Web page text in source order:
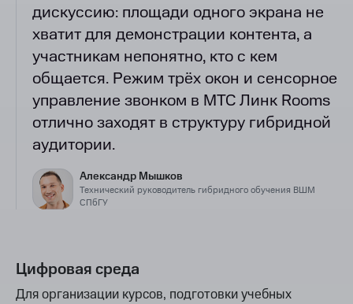
дискуссию: площади одного экрана не
хватит для демонстрации контента, а
участникам непонятно, кто с кем
общается. Режим трёх окон и сенсорное
управление звонком в МТС Линк Rooms
отлично заходят в структуру гибридной
аудитории.
Александр Мышков
Технический руководитель гибридного обучения ВШМ
СПбГУ
Цифровая среда
Для организации курсов, подготовки учебных